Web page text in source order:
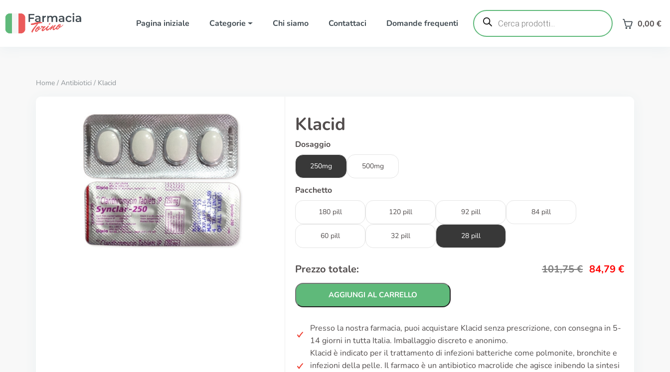
Pagina iniziale Categorie Chi siamo Contattaci Domande frequenti
Ricerca
prodotti 0,00 €
Home / Antibiotici / Klacid
Klacid
Dosaggio
250mg 500mg
Pacchetto
180 pill 120 pill 92 pill 84 pill
60 pill 32 pill 28 pill
Prezzo totale: 101,75€ 84,79 €
AGGIUNGI AL CARRELLO
Presso la nostra farmacia, puoi acquistare Klacid senza prescrizione, con consegna in 5-
14 giorni in tutta Italia. Imballaggio discreto e anonimo.
Klacid è indicato per il trattamento di infezioni batteriche come polmonite, bronchite e
infezioni della pelle. Il farmaco è un antibiotico macrolide che agisce inibendo la sintesi